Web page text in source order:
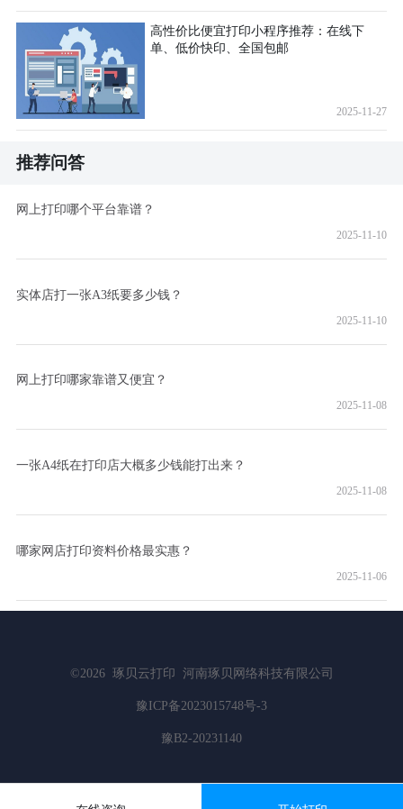
高性价比便宜打印小程序推荐：在线下
单、低价快印、全国包邮
2025-11-27
推荐问答
网上打印哪个平台靠谱？
2025-11-10
实体店打一张A3纸要多少钱？
2025-11-10
网上打印哪家靠谱又便宜？
2025-11-08
一张A4纸在打印店大概多少钱能打出来？
2025-11-08
哪家网店打印资料价格最实惠？
2025-11-06
©2026 琢贝云打印 河南琢贝网络科技有限公司
豫ICP备2023015748号-3
豫B2-20231140